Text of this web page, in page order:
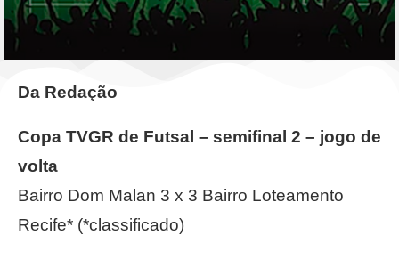
Da Redação
Copa TVGR de Futsal – semifinal 2 – jogo de
volta
Bairro Dom Malan 3 x 3 Bairro Loteamento
Recife* (*classificado)